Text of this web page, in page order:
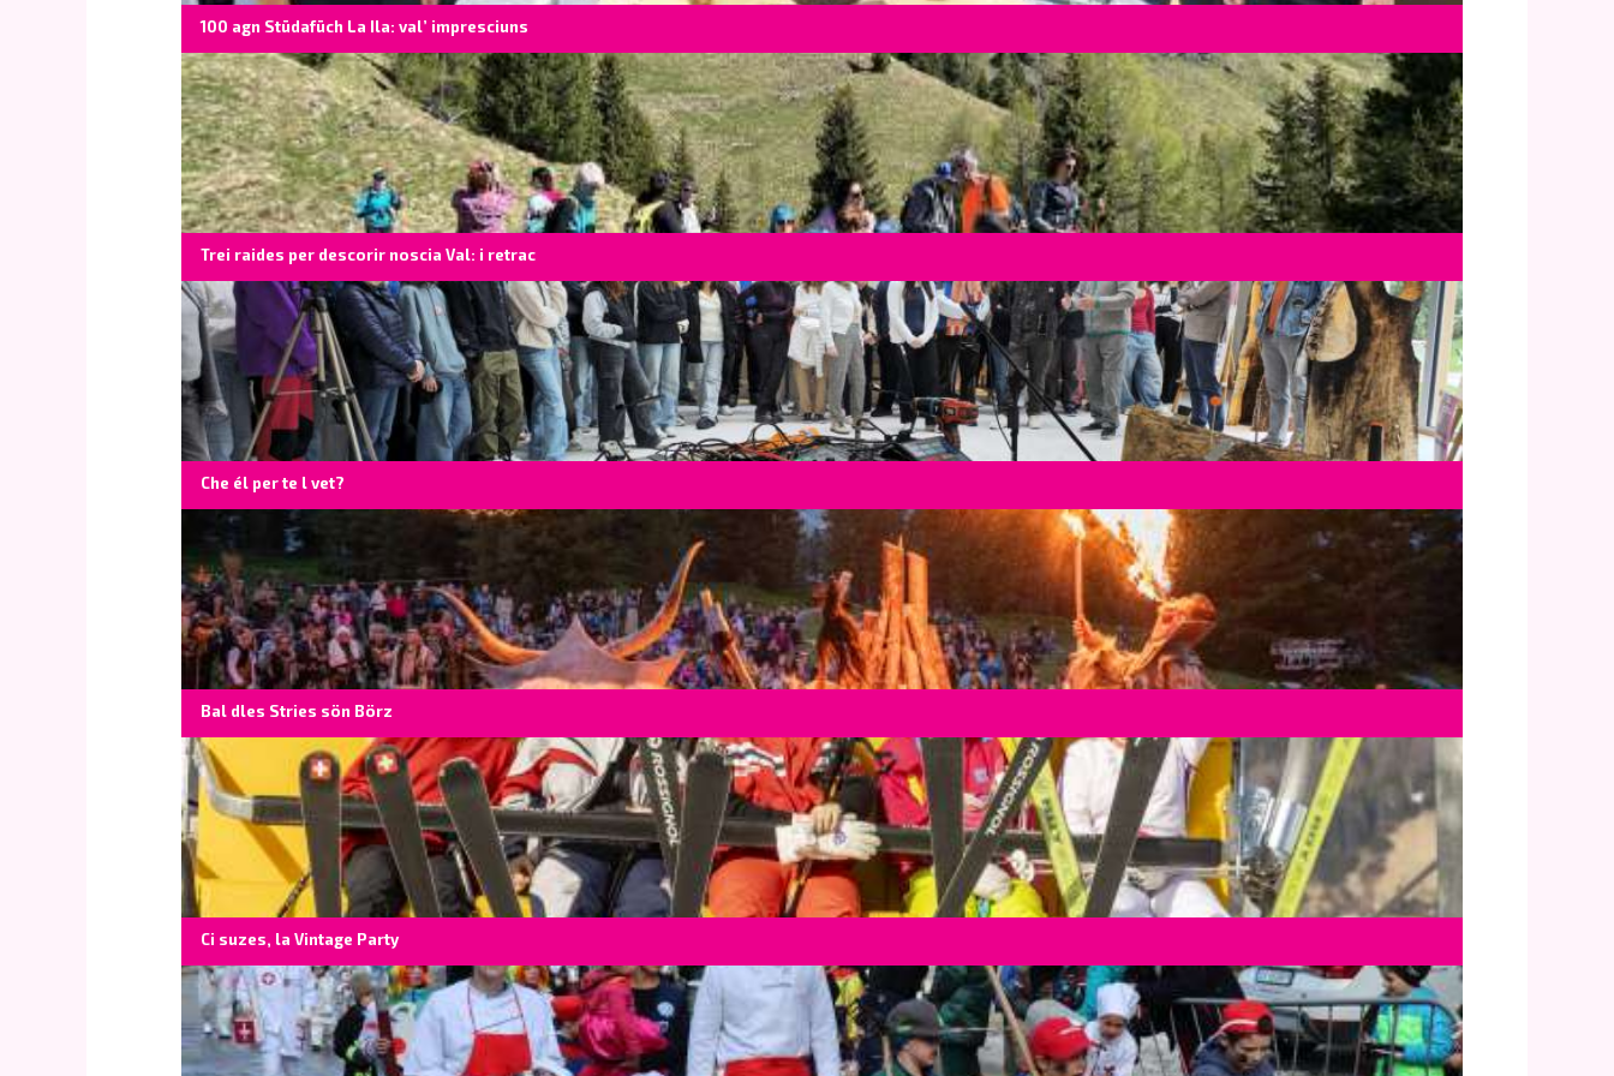
100 agn Stüdafüch La Ila: val’ impresciuns
Trei raides per descorir noscia Val: i retrac
Che él per te l vet?
Bal dles Stries sön Börz
Ci suzes, la Vintage Party